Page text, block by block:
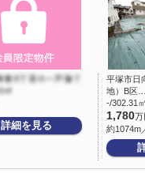
詳細を見る
平塚市
地）B区…
-/302.31㎡
1,780万
約1074m